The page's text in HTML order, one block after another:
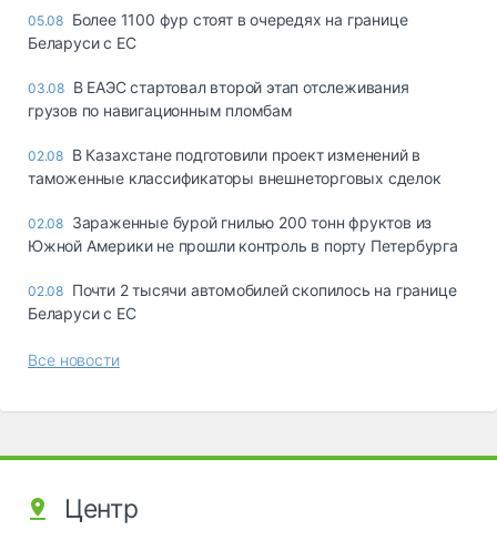
05.08 Более 1100 фур стоят в очередях на границе
Беларуси с ЕС
03.08 В ЕАЭС стартовал второй этап отслеживания
грузов по навигационным пломбам
02.08 В Казахстане подготовили проект изменений в
таможенные классификаторы внешнеторговых сделок
02.08 Зараженные бурой гнилью 200 тонн фруктов из
Южной Америки не прошли контроль в порту Петербурга
02.08 Почти 2 тысячи автомобилей скопилось на границе
Беларуси с ЕС
Все новости
Центр